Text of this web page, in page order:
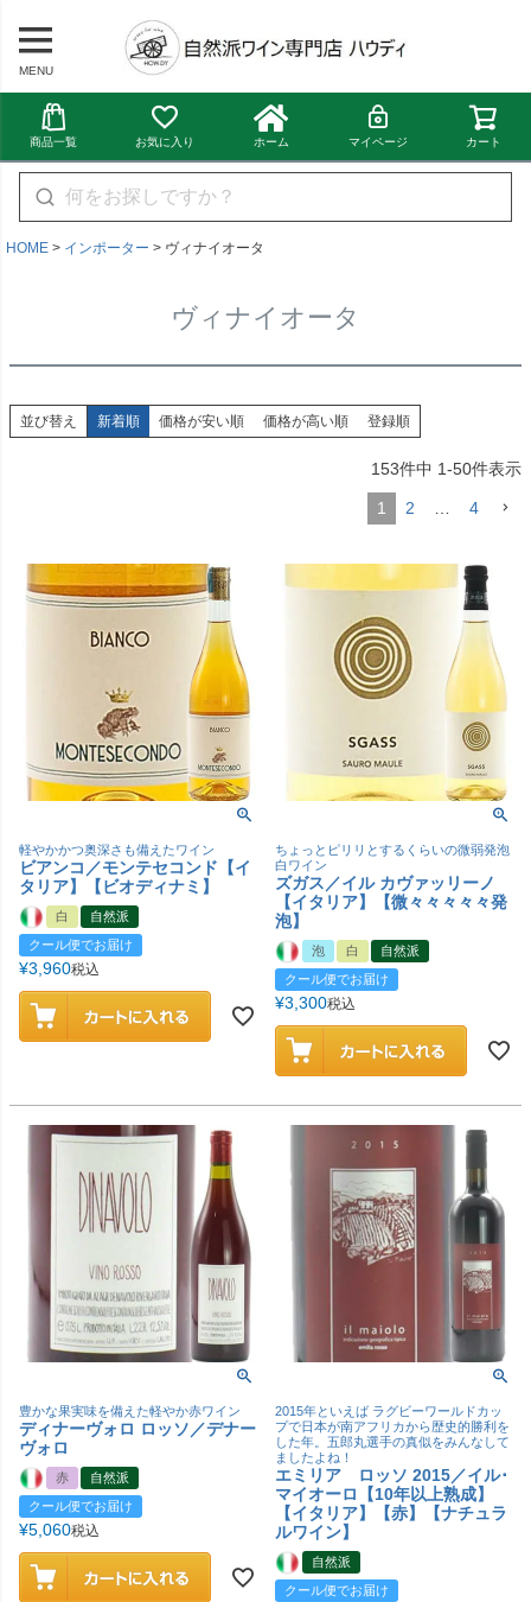
MENU
商品一覧 お気に入り ホーム マイページ カート
HOME インポーター ヴィナイオータ
ヴィナイオータ
並び替え 新着順 価格が安い順 価格が高い順 登録順
153件中 1-50件表示
1 2 … 4
軽やかかつ奥深さも備えたワイン
ビアンコ／モンテセコンド【イ
タリア】【ビオディナミ】
白
自然派
クール便でお届け
¥3,960税込
ちょっとピリリとするくらいの微弱発泡
白ワイン
ズガス／イル カヴァッリーノ
【イタリア】【微々々々々々発
泡】
泡 白
自然派
クール便でお届け
¥3,300税込
豊かな果実味を備えた軽やか赤ワイン
ディナーヴォロ ロッソ／デナー
ヴォロ
赤
自然派
クール便でお届け
¥5,060税込
2015年といえば ラグビーワールドカッ
プで日本が南アフリカから歴史的勝利を
した年。五郎丸選手の真似をみんなして
ましたよね！
エミリア ロッソ 2015／イル･
マイオーロ【10年以上熟成】
【イタリア】【赤】【ナチュラ
ルワイン】
自然派
クール便でお届け